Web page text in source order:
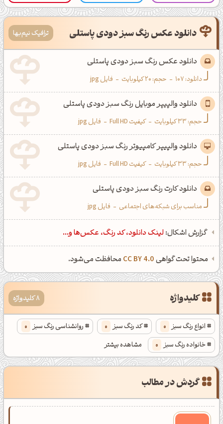
دانلود عکس رنگ سبز دودی پاستلی ترافیک نیم‌بها
دانلود عکس رنگ سبز دودی پاستلی
دانلود:107
- حجم: 20 کیلوبایت - فایل jpg
دانلود والپیپر موبایل رنگ سبز دودی پاستلی
حجم: 33 کیلوبایت - کیفیت Full HD - فایل jpg
دانلود والپیپر کامپیوتر رنگ سبز دودی پاستلی
حجم: 33 کیلوبایت - کیفیت Full HD - فایل jpg
دانلود کارت رنگ سبز دودی پاستلی
مناسب برای شبکه‌های اجتماعی - فایل jpg
گزارش اشکال: لینک دانلود، کد رنگ، عکس‌ها و...
محتوا تحت گواهیCC BY 4.0 محافظت می‌شود.
کلیدواژه 8 کلیدواژه
انواع رنگ سبز 0 کد رنگ سبز 0 روانشناسی رنگ سبز 0
خانواده رنگ سبز 0
مشاهده بیشتر
انواع رنگ سبز دودی 0 کد رنگ سبز دودی 0
روانشناسی رنگ سبز دودی
گردش در مطالب